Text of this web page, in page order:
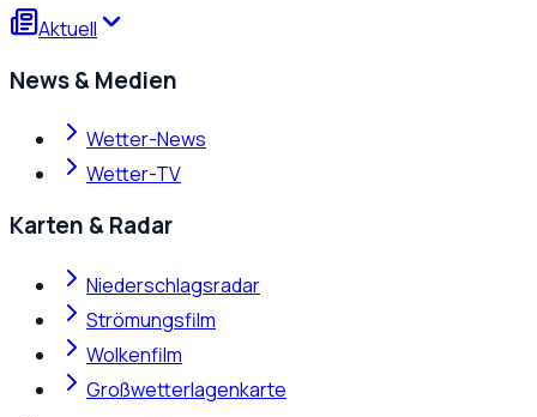
Aktuell
News & Medien
Wetter-News
Wetter-TV
Karten & Radar
Niederschlagsradar
Strömungsfilm
Wolkenfilm
Großwetterlagenkarte